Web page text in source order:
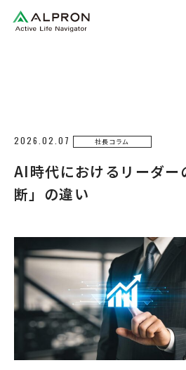
2026.02.07 社長コラム
AI時代におけるリーダー
断」の違い